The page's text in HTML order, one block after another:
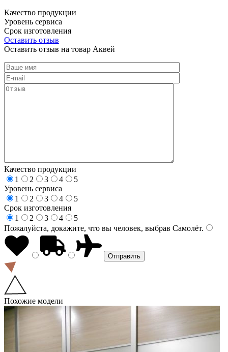
Качество продукции
Уровень сервиса
Срок изготовления
Оставить отзыв
Оставить отзыв на товар Аквей
Качество продукции
1
2 3 4
5
Уровень сервиса
1
2 3 4
5
Срок изготовления
1
2 3 4
5
Пожалуйста, докажите, что вы человек, выбрав Самолёт.
Похожие модели